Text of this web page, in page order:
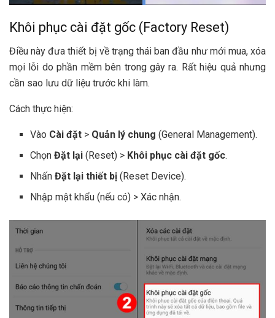
Khôi phục cài đặt gốc (Factory Reset)
Điều này đưa thiết bị về trạng thái ban đầu như mới mua, xóa
mọi lỗi do phần mềm bên trong gây ra. Rất hiệu quả nhưng
cần sao lưu dữ liệu trước khi làm.
Cách thực hiện:
Vào Cài đặt > Quản lý chung (General Management).
ChọnĐặt lại (Reset) > Khôi phục cài đặt gốc.
NhấnĐặt lại thiết bị (Reset Device).
Nhập mật khẩu (nếu có) > Xác nhận.